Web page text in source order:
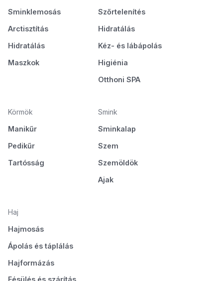
Sminklemosás
Arctisztítás
Hidratálás
Maszkok
Szőrtelenítés
Hidratálás
Kéz- és lábápolás
Higiénia
Otthoni SPA
Körmök
Manikűr
Pedikűr
Tartósság
Smink
Sminkalap
Szem
Szemöldök
Ajak
Haj
Hajmosás
Ápolás és táplálás
Hajformázás